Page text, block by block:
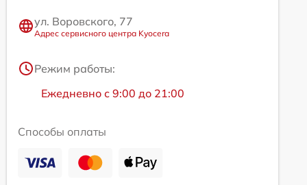
ул. Воровского, 77
Адрес сервисного центра Kyocera
Режим работы:
Ежедневно с 9:00 до 21:00
Способы оплаты